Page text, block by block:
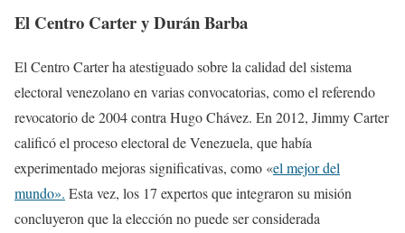
El Centro Carter y Durán Barba
El Centro Carter ha atestiguado sobre la calidad del sistema
electoral venezolano en varias convocatorias, como el referendo
revocatorio de 2004 contra Hugo Chávez. En 2012, Jimmy Carter
calificó el proceso electoral de Venezuela, que había
experimentado mejoras significativas, como «el mejor del
mundo». Esta vez, los 17 expertos que integraron su misión
concluyeron que la elección no puede ser considerada